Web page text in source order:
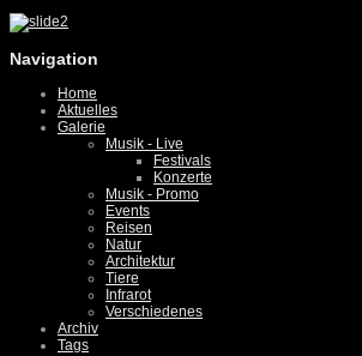
Navigation
Home
Aktuelles
Galerie
Musik - Live
Festivals
Konzerte
Musik - Promo
Events
Reisen
Natur
Architektur
Tiere
Infrarot
Verschiedenes
Archiv
Tags